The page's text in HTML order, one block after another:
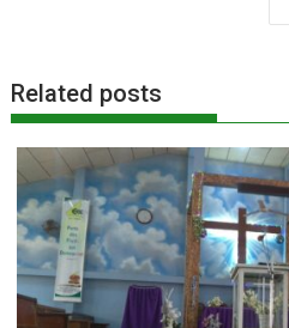
Related posts